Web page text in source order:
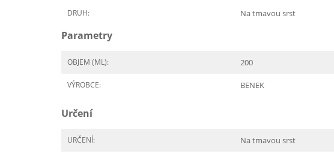
DRUH: Na tmavou srst
Parametry
OBJEM (ML): 200
VÝROBCE: BENEK
Určení
URČENÍ: Na tmavou srst